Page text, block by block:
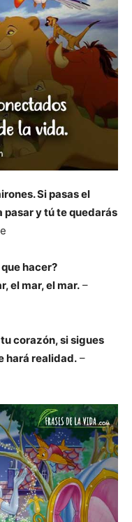
Si pasas el
y tú te quedarás
hacer?
el mar, el mar. –
corazón, si sigues
hará realidad. –